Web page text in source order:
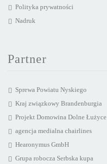
Polityka prywatności
Nadruk
Partner
Sprewa Powiatu Nyskiego
Kraj związkowy Brandenburgia
Projekt Domowina Dolne Łużyce
agencja medialna chairlines
Hearonymus GmbH
Grupa robocza Serbska kupa